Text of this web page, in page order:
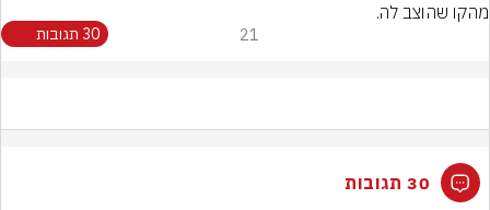
מהקו שהוצב לה.
21 30 תגובות
30 תגובות